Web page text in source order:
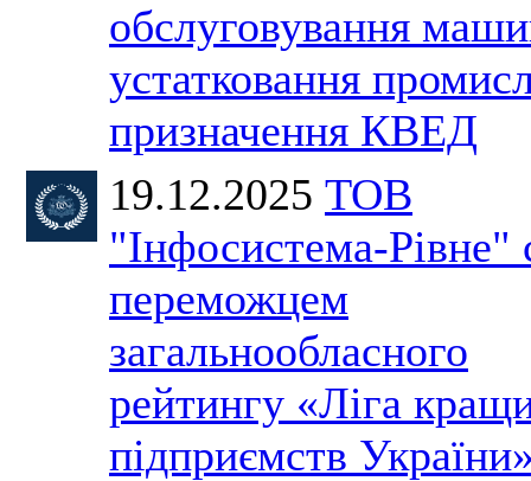
обслуговування
устатковання
призначення КВЕД
19.12.2025 ТОВ
"Інфосистема-Рівне"
переможцем
загальнообласного
рейтингу «Ліга
підприємств